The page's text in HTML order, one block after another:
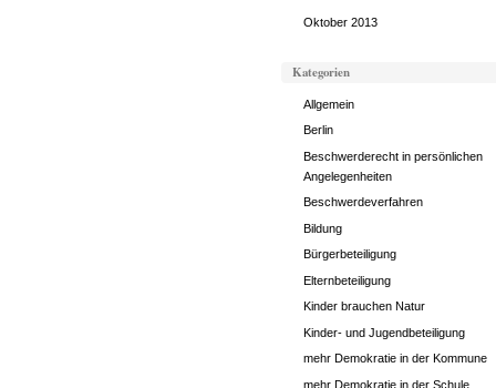
Oktober 2013
Kategorien
Allgemein
Berlin
Beschwerderecht in persönlichen
Angelegenheiten
Beschwerdeverfahren
Bildung
Bürgerbeteiligung
Elternbeteiligung
Kinder brauchen Natur
Kinder- und Jugendbeteiligung
mehr Demokratie in der Kommune
mehr Demokratie in der Schule